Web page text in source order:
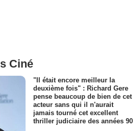
Ciné
"Il était encore meilleur la
deuxième fois" : Richard Gere
pense beaucoup de bien de cet
acteur sans qui il n'aurait
jamais tourné cet excellent
thriller judiciaire des années 90